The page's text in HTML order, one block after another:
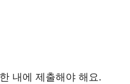
내에 제출해야 해요.